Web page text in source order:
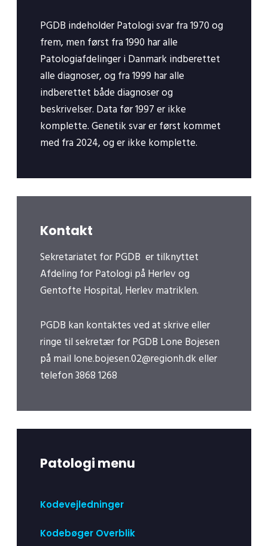
PGDB indeholder Patologi svar fra 1970 og
frem, men først fra 1990 har alle
Patologiafdelinger i Danmark indberettet
alle diagnoser, og fra 1999 har alle
indberettet både diagnoser og
beskrivelser. Data før 1997 er ikke
komplette. Genetik svar er først kommet
med fra 2024, og er ikke komplette.
Kontakt
Sekretariatet for PGDB er tilknyttet
Afdeling for Patologi på Herlev og
Gentofte Hospital, Herlev matriklen.
PGDB kan kontaktes ved at skrive eller
ringe til sekretær for PGDB Lone Bojesen
på mail lone.bojesen.02@regionh.dkeller
telefon3868 1268
Patologi menu
Kodevejledninger
Kodebøger Overblik